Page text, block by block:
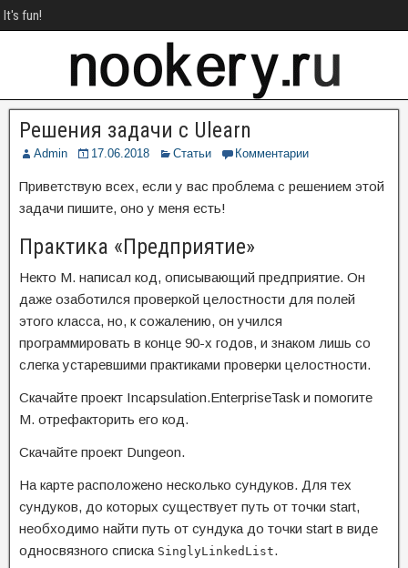
It's fun!
Решения задачи с Ulearn
Admin 17.06.2018 Статьи Комментарии
Приветствую всех, если у вас проблема с решением этой
задачи пишите, оно у меня есть!
Практика «Предприятие»
Некто M. написал код, описывающий предприятие. Он
даже озаботился проверкой целостности для полей
этого класса, но, к сожалению, он учился
программировать в конце 90-х годов, и знаком лишь со
слегка устаревшими практиками проверки целостности.
Скачайте проект Incapsulation.EnterpriseTask и помогите
M. отрефакторить его код.
Скачайте проект Dungeon.
На карте расположено несколько сундуков. Для тех
сундуков, до которых существует путь от точки start,
необходимо найти путь от сундука до точки start в виде
односвязного списка SinglyLinkedList.